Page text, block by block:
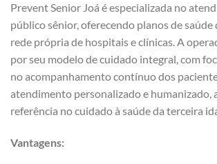
Prevent Senior Joá é especializada no
público sênior, oferecendo planos de saúde
rede própria de hospitais e clínicas. A
por seu modelo de cuidado integral, com
no acompanhamento contínuo dos
atendimento personalizado e humanizado,
referência no cuidado à saúde da terceira
Vantagens: